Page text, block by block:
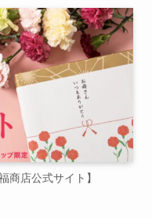
商店公式サイト】